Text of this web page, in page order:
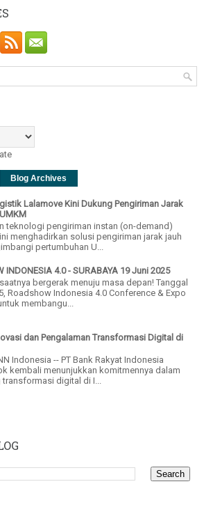
Blog Archives
Lalamove Kini Dukung Pengiriman Jarak
teknologi pengiriman instan (on-demand)
menghadirkan solusi pengiriman jarak jauh
pertumbuhan U...
INDONESIA 4.0 - SURABAYA 19 Juni 2025
bergerak menuju masa depan! Tanggal
Roadshow Indonesia 4.0 Conference & Expo
membangu...
dan Pengalaman Transformasi Digital di
Indonesia -- PT Bank Rakyat Indonesia
kembali menunjukkan komitmennya dalam
digital di I...